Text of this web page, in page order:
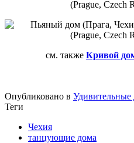
см. также Кривой
Опубликовано в Удивительные
Теги
Чехия
танцующие дома